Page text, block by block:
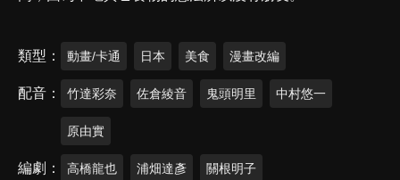
類型 動畫/卡通 日本 美食 漫畫改編
配音 竹達彩奈 佐倉綾音 鬼頭明里 中村悠一
原由實
編劇 高橋龍也 浦畑達彥 關根明子